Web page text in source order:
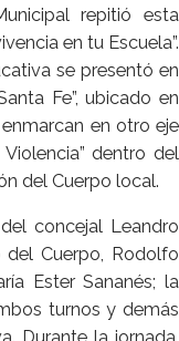
repitió esta
en tu Escuela”.
se presentó en
Fe”, ubicado en
en otro eje
dentro del
del Cuerpo local.
concejal Leandro
del Cuerpo, Rodolfo
Ester Sananés; la
turnos y demás